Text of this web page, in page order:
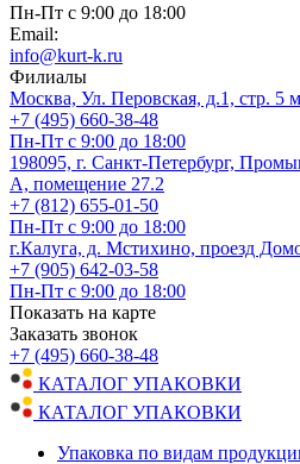
Пн-Пт с 9:00 до 18:00
Email:
info@kurt-k.ru
Филиалы
Москва, Ул. Перовская, д.1, стр. 5
+7 (495) 660-38-48
Пн-Пт с 9:00 до 18:00
198095, г. Санкт-Петербург,
А, помещение 27.2
+7 (812) 655-01-50
Пн-Пт с 9:00 до 18:00
г.Калуга, д. Мстихино, проезд
+7 (905) 642-03-58
Пн-Пт с 9:00 до 18:00
Показать на карте
Заказать звонок
+7 (495) 660-38-48
КАТАЛОГ УПАКОВКИ
КАТАЛОГ УПАКОВКИ
Упаковка по видам